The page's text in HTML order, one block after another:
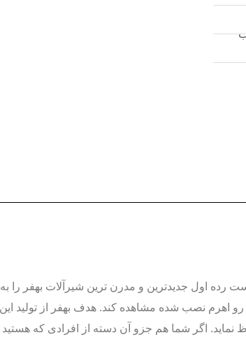
رده اول جدیدترین و مدرن ترین شیرآلات بهفر را
رو اهرم نصب شده مشاهده کند. هدف بهفر از تولید
نماید. اگر شما هم جزو آن دسته از افرادی که